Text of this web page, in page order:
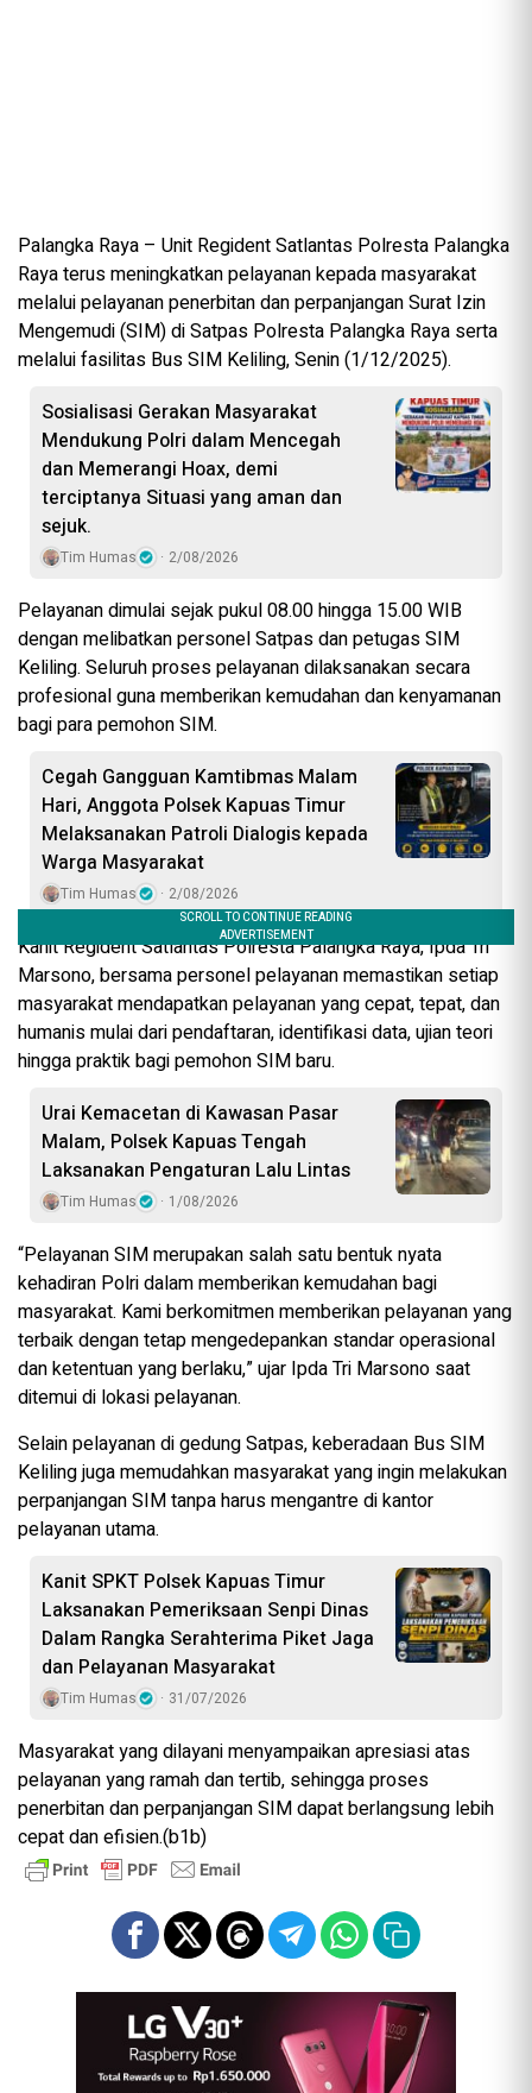
Palangka Raya – Unit Regident Satlantas Polresta Palangka
Raya terus meningkatkan pelayanan kepada masyarakat
melalui pelayanan penerbitan dan perpanjangan Surat Izin
Mengemudi (SIM) di Satpas Polresta Palangka Raya serta
melalui fasilitas Bus SIM Keliling, Senin (1/12/2025).
Sosialisasi Gerakan Masyarakat
Mendukung Polri dalam Mencegah
dan Memerangi Hoax, demi
terciptanya Situasi yang aman dan
sejuk.
Tim Humas 2/08/2026
Pelayanan dimulai sejak pukul 08.00 hingga 15.00 WIB
dengan melibatkan personel Satpas dan petugas SIM
Keliling. Seluruh proses pelayanan dilaksanakan secara
profesional guna memberikan kemudahan dan kenyamanan
bagi para pemohon SIM.
Cegah Gangguan Kamtibmas Malam
Hari, Anggota Polsek Kapuas Timur
Melaksanakan Patroli Dialogis kepada
Warga Masyarakat
Tim Humas 2/08/2026
Kanit Regident Satlantas Polresta Palangka Raya, Ipda Tri
Marsono, bersama personel pelayanan memastikan setiap
masyarakat mendapatkan pelayanan yang cepat, tepat, dan
humanis mulai dari pendaftaran, identifikasi data, ujian teori
hingga praktik bagi pemohon SIM baru.
Urai Kemacetan di Kawasan Pasar
Malam, Polsek Kapuas Tengah
Laksanakan Pengaturan Lalu Lintas
Tim Humas 1/08/2026
“Pelayanan SIM merupakan salah satu bentuk nyata
kehadiran Polri dalam memberikan kemudahan bagi
masyarakat. Kami berkomitmen memberikan pelayanan yang
terbaik dengan tetap mengedepankan standar operasional
dan ketentuan yang berlaku,” ujar Ipda Tri Marsono saat
ditemui di lokasi pelayanan.
Selain pelayanan di gedung Satpas, keberadaan Bus SIM
Keliling juga memudahkan masyarakat yang ingin melakukan
perpanjangan SIM tanpa harus mengantre di kantor
pelayanan utama.
Kanit SPKT Polsek Kapuas Timur
Laksanakan Pemeriksaan Senpi Dinas
Dalam Rangka Serahterima Piket Jaga
dan Pelayanan Masyarakat
Tim Humas 31/07/2026
Masyarakat yang dilayani menyampaikan apresiasi atas
pelayanan yang ramah dan tertib, sehingga proses
penerbitan dan perpanjangan SIM dapat berlangsung lebih
cepat dan efisien.(b1b)